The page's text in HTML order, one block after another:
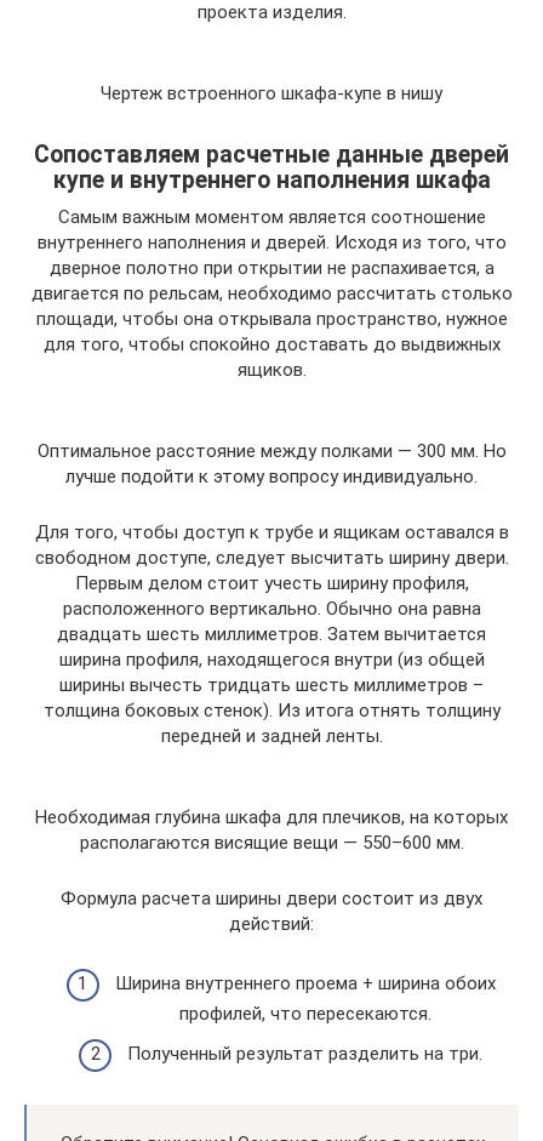
проекта изделия.
Чертеж встроенного шкафа-купе в нишу
Сопоставляем расчетные данные дверей
купе и внутреннего наполнения шкафа
Самым важным моментом является соотношение
внутреннего наполнения и дверей. Исходя из того, что
дверное полотно при открытии не распахивается, а
двигается по рельсам, необходимо рассчитать столько
площади, чтобы она открывала пространство, нужное
для того, чтобы спокойно доставать до выдвижных
ящиков.
Оптимальное расстояние между полками — 300 мм. Но
лучше подойти к этому вопросу индивидуально.
Для того, чтобы доступ к трубе и ящикам оставался в
свободном доступе, следует высчитать ширину двери.
Первым делом стоит учесть ширину профиля,
расположенного вертикально. Обычно она равна
двадцать шесть миллиметров. Затем вычитается
ширина профиля, находящегося внутри (из общей
ширины вычесть тридцать шесть миллиметров –
толщина боковых стенок). Из итога отнять толщину
передней и задней ленты.
Необходимая глубина шкафа для плечиков, на которых
располагаются висящие вещи — 550–600 мм.
Формула расчета ширины двери состоит из двух
действий:
Ширина внутреннего проема + ширина обоих
профилей, что пересекаются.
Полученный результат разделить на три.